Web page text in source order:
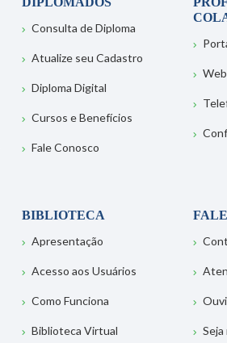
Consulta de Diploma
Atualize seu Cadastro
Diploma Digital
Cursos e Benefícios
Fale Conosco
BIBLIOTECA
Apresentação
Acesso aos Usuários
Como Funciona
Biblioteca Virtual